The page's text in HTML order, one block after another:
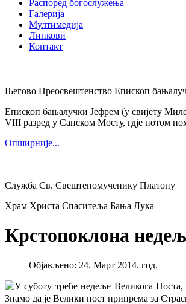
Распоред богослужења
Галерија
Мултимедија
Линкови
Контакт
Његово Преосвештенство Епископ
Епископ бањалучки Јефрем (у свијету
VIII разред у Санском Мосту, гдје потом
Опширније...
Служба Св. Свештеномученику Платону
Храм Христа Спаситеља Бања Лука
Крстопоклона
Објављено: 24. Март 2014. год.
У суботу треће недеље Великога
Знамо да је Велики пост припрема за